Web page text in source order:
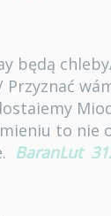
będą
to
BaranLut